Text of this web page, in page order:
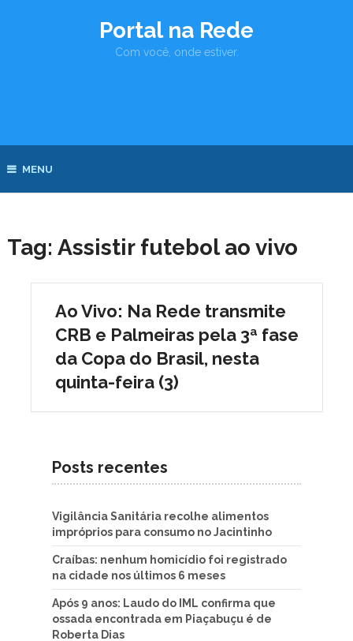
Portal na Rede
Com você, onde estiver.
MENU
Tag: Assistir futebol ao vivo
Ao Vivo: Na Rede transmite
CRB e Palmeiras pela 3ª fase
da Copa do Brasil, nesta
quinta-feira (3)
Posts recentes
Vigilância Sanitária recolhe alimentos
impróprios para consumo no Jacintinho
Craíbas: nenhum homicídio foi registrado
na cidade nos últimos 6 meses
Após 9 anos: Laudo do IML confirma que
ossada encontrada em Piaçabuçu é de
Roberta Dias